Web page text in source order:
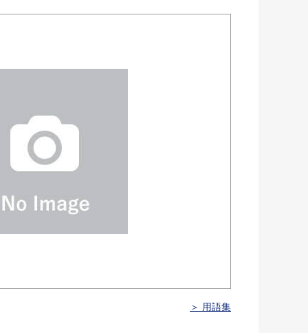
＞ 用語集